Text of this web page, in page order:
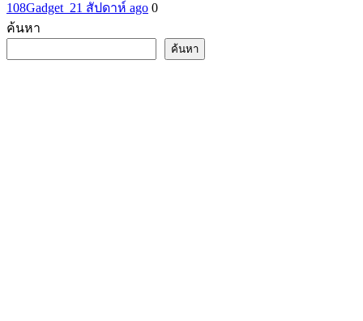
108Gadget_21 สัปดาห์ ago 0
ค้นหา
ค้นหา